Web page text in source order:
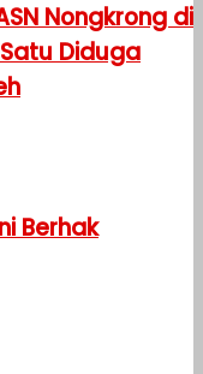
Nongkrong di
Diduga
Berhak